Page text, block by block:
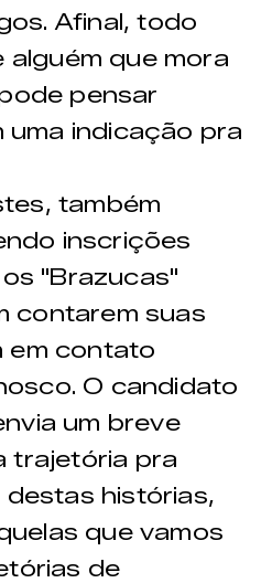
Afinal, todo
alguém que mora
pensar
uma indicação pra
também
inscrições
"Brazucas"
contarem suas
em contato
O candidato
um breve
trajetória pra
histórias,
que vamos
de